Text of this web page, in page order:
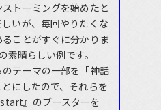
トーミングを始めたと
いが、毎回やりたくな
ことがすぐに分かりま
素晴らしい例です。
テーマの一部を「神話
にしたので、それらを
』のブースターを